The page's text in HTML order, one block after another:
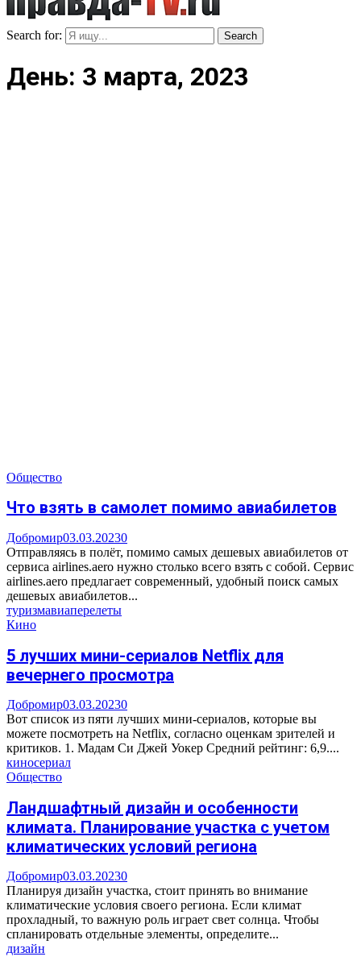
Search for: Search
День: 3 марта, 2023
Общество
Что взять в самолет помимо авиабилетов
Добромир03.03.20230
Отправляясь в полёт, помимо самых дешевых авиабилетов от
сервиса airlines.aero нужно столько всего взять с собой. Сервис
airlines.aero предлагает современный, удобный поиск самых
дешевых авиабилетов...
туризмавиаперелеты
Кино
5 лучших мини-сериалов Netflix для
вечернего просмотра
Добромир03.03.20230
Вот список из пяти лучших мини-сериалов, которые вы
можете посмотреть на Netflix, согласно оценкам зрителей и
критиков. 1. Мадам Си Джей Уокер Средний рейтинг: 6,9....
киносериал
Общество
Ландшафтный дизайн и особенности
климата. Планирование участка с учетом
климатических условий региона
Добромир03.03.20230
Планируя дизайн участка, стоит принять во внимание
климатические условия своего региона. Если климат
прохладный, то важную роль играет свет солнца. Чтобы
спланировать отдельные элементы, определите...
дизайн